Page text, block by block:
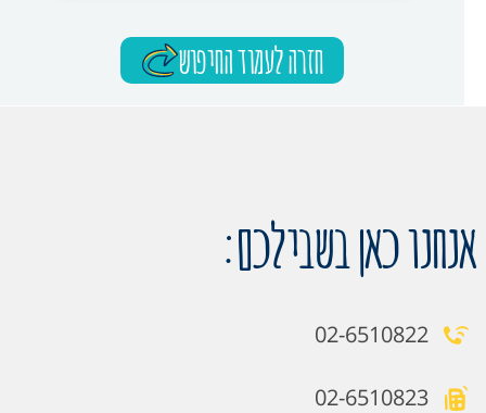
חזרה לעמוד החיפוש
אנחנו כאן בשבילכם:
02-6510822
02-6510823